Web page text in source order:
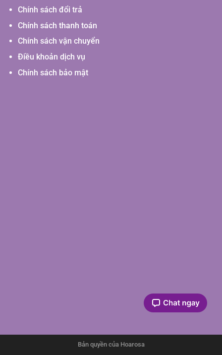
Chính sách đổi trả
Chính sách thanh toán
Chính sách vận chuyển
Điều khoản dịch vụ
Chính sách bảo mật
Bản quyền của Hoarosa